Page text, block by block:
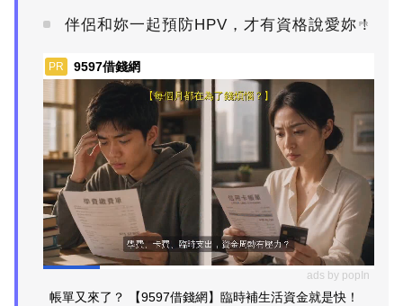
伴侶和妳一起預防HPV，才有資格說愛妳！
PR
PR 9597借錢網
ads by popIn
帳單又來了？ 【9597借錢網】臨時補生活資金就是快！